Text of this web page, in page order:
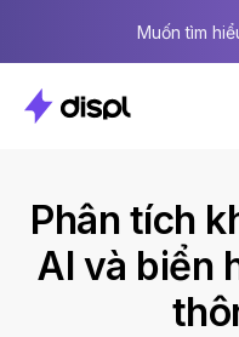
Muốn tìm
Phân tích
AI và biển